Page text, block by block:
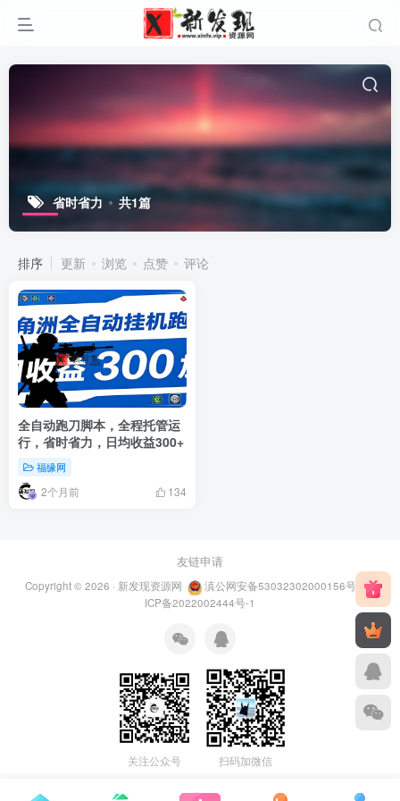
省时省力 共1篇
排序 更新 浏览 点赞 评论
全自动跑刀脚本，全程托管运
行，省时省力，日均收益300+
福缘网
2个月前 134
友链申请
Copyright © 2026 · 新发现资源网 滇公网安备53032302000156号
滇
ICP备2022002444号-1
关注公众号 扫码加微信